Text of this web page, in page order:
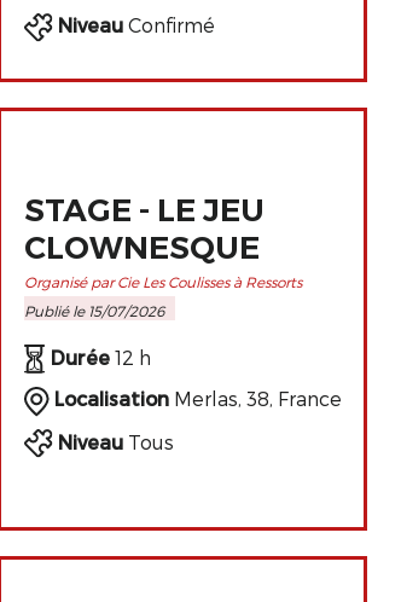
NiveauConfirmé
STAGE - LE JEU
CLOWNESQUE
Organisé par Cie Les Coulisses à Ressorts
Publié le 15/07/2026
Durée12 h
LocalisationMerlas, 38, France
NiveauTous